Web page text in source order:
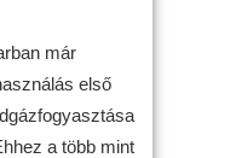
már
első
a több mint